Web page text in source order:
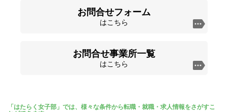
お問合せフォーム
はこちら
お問合せ事業所一覧
はこちら
「はたらく女子部」では、様々な条件から転職・就職・求人情報をさがすこ